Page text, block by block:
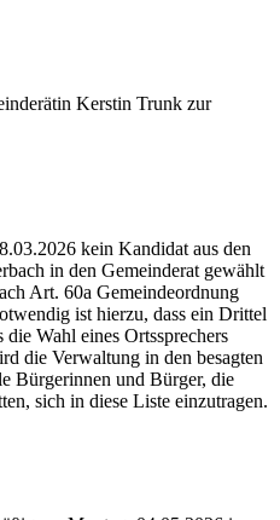
Kerstin Trunk zur
kein Kandidat aus den
in den Gemeinderat gewählt
Art. 60a Gemeindeordnung
ist hierzu, dass ein Drittel
Wahl eines Ortssprechers
die Verwaltung in den besagten
Bürgerinnen und Bürger, die
sich in diese Liste einzutragen.